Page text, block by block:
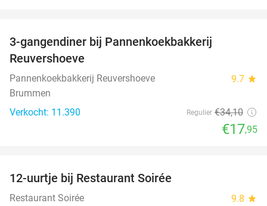
3-gangendiner bij Pannenkoekbakkerij
Reuvershoeve
Pannenkoekbakkerij Reuvershoeve 9.7 star
Brummen
Verkocht: 11.390
Regulier €34,10
€17,95
12-uurtje bij Restaurant Soirée
Restaurant Soirée 9.8 star